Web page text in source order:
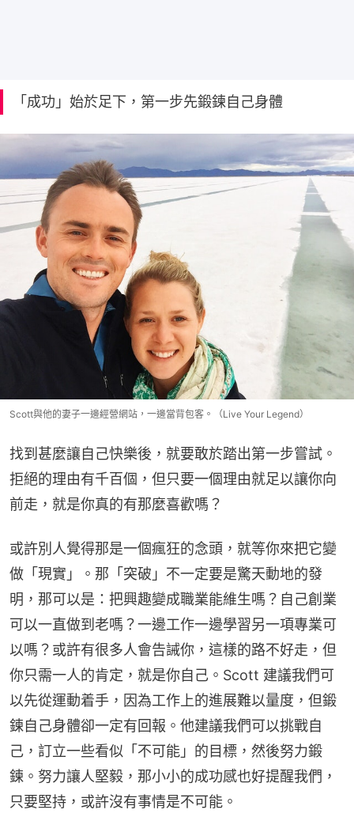
「成功」始於足下，第一步先鍛鍊自己身體
Scott與他的妻子一邊經營網站，一邊當背包客。（Live Your Legend）
找到甚麼讓自己快樂後，就要敢於踏出第一步嘗試。
拒絕的理由有千百個，但只要一個理由就足以讓你向
前走，就是你真的有那麼喜歡嗎？
或許別人覺得那是一個瘋狂的念頭，就等你來把它變
做「現實」。那「突破」不一定要是驚天動地的發
明，那可以是：把興趣變成職業能維生嗎？自己創業
可以一直做到老嗎？一邊工作一邊學習另一項專業可
以嗎？或許有很多人會告誡你，這樣的路不好走，但
你只需一人的肯定，就是你自己。Scott 建議我們可
以先從運動着手，因為工作上的進展難以量度，但鍛
鍊自己身體卻一定有回報。他建議我們可以挑戰自
己，訂立一些看似「不可能」的目標，然後努力鍛
鍊。努力讓人堅毅，那小小的成功感也好提醒我們，
只要堅持，或許沒有事情是不可能。